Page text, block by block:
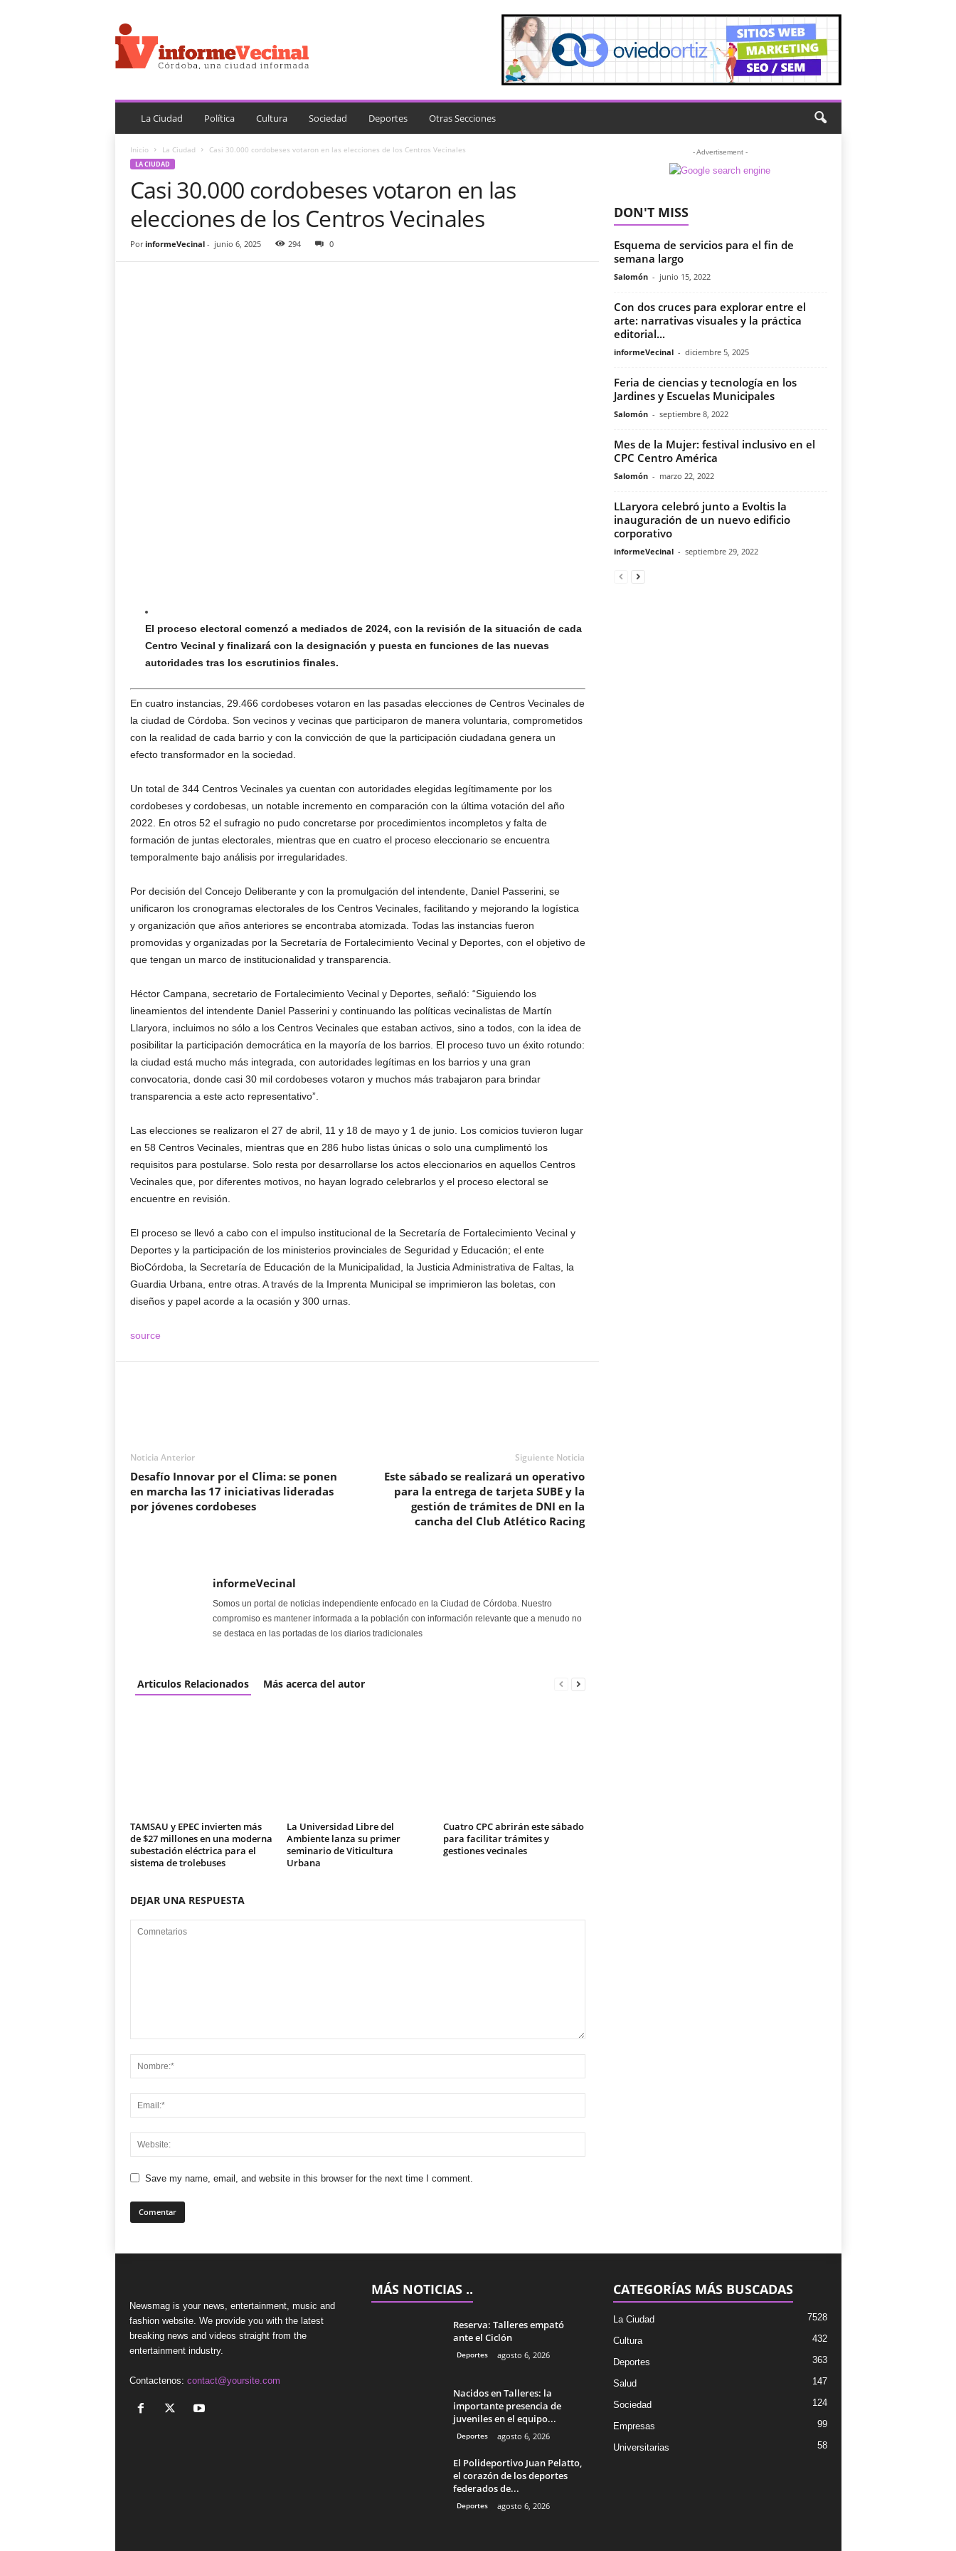
n
f
o
e
e
La Ciudad Política Cultura Sociedad Deportes Otras Secciones
Inicio La Ciudad Casi 30.000 cordobeses votaron en las elecciones de los Centros Vecinales
LA CIUDAD
Casi 30.000 cordobeses votaron en las
elecciones de los Centros Vecinales
Por informeVecinal- junio 6, 2025 294 0
El proceso electoral comenzó a mediados de 2024, con la revisión de la situación de cada
Centro Vecinal y finalizará con la designación y puesta en funciones de las nuevas
autoridades tras los escrutinios finales.
En cuatro instancias, 29.466 cordobeses votaron en las pasadas elecciones de Centros Vecinales de
la ciudad de Córdoba. Son vecinos y vecinas que participaron de manera voluntaria, comprometidos
con la realidad de cada barrio y con la convicción de que la participación ciudadana genera un
efecto transformador en la sociedad.
Un total de 344 Centros Vecinales ya cuentan con autoridades elegidas legítimamente por los
cordobeses y cordobesas, un notable incremento en comparación con la última votación del año
2022. En otros 52 el sufragio no pudo concretarse por procedimientos incompletos y falta de
formación de juntas electorales, mientras que en cuatro el proceso eleccionario se encuentra
temporalmente bajo análisis por irregularidades.
Por decisión del Concejo Deliberante y con la promulgación del intendente, Daniel Passerini, se
unificaron los cronogramas electorales de los Centros Vecinales, facilitando y mejorando la logística
y organización que años anteriores se encontraba atomizada. Todas las instancias fueron
promovidas y organizadas por la Secretaría de Fortalecimiento Vecinal y Deportes, con el objetivo de
que tengan un marco de institucionalidad y transparencia.
Héctor Campana, secretario de Fortalecimiento Vecinal y Deportes, señaló: “Siguiendo los
lineamientos del intendente Daniel Passerini y continuando las políticas vecinalistas de Martín
Llaryora, incluimos no sólo a los Centros Vecinales que estaban activos, sino a todos, con la idea de
posibilitar la participación democrática en la mayoría de los barrios. El proceso tuvo un éxito rotundo:
la ciudad está mucho más integrada, con autoridades legítimas en los barrios y una gran
convocatoria, donde casi 30 mil cordobeses votaron y muchos más trabajaron para brindar
transparencia a este acto representativo”.
Las elecciones se realizaron el 27 de abril, 11 y 18 de mayo y 1 de junio. Los comicios tuvieron lugar
en 58 Centros Vecinales, mientras que en 286 hubo listas únicas o solo una cumplimentó los
requisitos para postularse. Solo resta por desarrollarse los actos eleccionarios en aquellos Centros
Vecinales que, por diferentes motivos, no hayan logrado celebrarlos y el proceso electoral se
encuentre en revisión.
El proceso se llevó a cabo con el impulso institucional de la Secretaría de Fortalecimiento Vecinal y
Deportes y la participación de los ministerios provinciales de Seguridad y Educación; el ente
BioCórdoba, la Secretaría de Educación de la Municipalidad, la Justicia Administrativa de Faltas, la
Guardia Urbana, entre otras. A través de la Imprenta Municipal se imprimieron las boletas, con
diseños y papel acorde a la ocasión y 300 urnas.
source
Noticia Anterior
Desafío Innovar por el Clima: se ponen
en marcha las 17 iniciativas lideradas
por jóvenes cordobeses
Siguiente Noticia
Este sábado se realizará un operativo
para la entrega de tarjeta SUBE y la
gestión de trámites de DNI en la
cancha del Club Atlético Racing
informeVecinal
Somos un portal de noticias independiente enfocado en la Ciudad de Córdoba. Nuestro
compromiso es mantener informada a la población con información relevante que a menudo no
se destaca en las portadas de los diarios tradicionales
Articulos Relacionados Más acerca del autor
TAMSAU y EPEC invierten más
de $27 millones en una moderna
subestación eléctrica para el
sistema de trolebuses
La Universidad Libre del
Ambiente lanza su primer
seminario de Viticultura
Urbana
Cuatro CPC abrirán este sábado
para facilitar trámites y
gestiones vecinales
DEJAR UNA RESPUESTA
Save my name, email, and website in this browser for the next time I comment.
- Advertisement -
DON'T MISS
Esquema de servicios para el fin de
semana largo
Salomón - junio 15, 2022
Con dos cruces para explorar entre el
arte: narrativas visuales y la práctica
editorial...
informeVecinal - diciembre 5, 2025
Feria de ciencias y tecnología en los
Jardines y Escuelas Municipales
Salomón - septiembre 8, 2022
Mes de la Mujer: festival inclusivo en el
CPC Centro América
Salomón - marzo 22, 2022
LLaryora celebró junto a Evoltis la
inauguración de un nuevo edificio
corporativo
informeVecinal - septiembre 29, 2022
Newsmag is your news, entertainment, music and
fashion website. We provide you with the latest
breaking news and videos straight from the
entertainment industry.
Contactenos: contact@yoursite.com
MÁS NOTICIAS ..
Reserva: Talleres empató
ante el Ciclón
Deportes agosto 6, 2026
Nacidos en Talleres: la
importante presencia de
juveniles en el equipo...
Deportes agosto 6, 2026
El Polideportivo Juan Pelatto,
el corazón de los deportes
federados de...
Deportes agosto 6, 2026
CATEGORÍAS MÁS BUSCADAS
La Ciudad 7528
Cultura 432
Deportes 363
Salud 147
Sociedad 124
Empresas 99
Universitarias 58